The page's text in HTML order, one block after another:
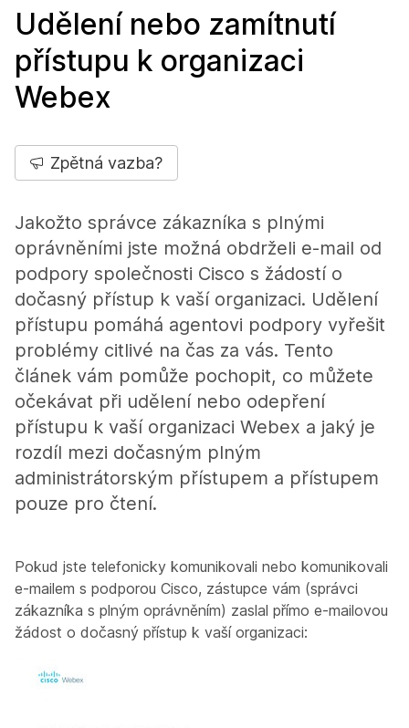
Udělení nebo zamítnutí
přístupu k organizaci
Webex
Zpětná vazba?
Jakožto správce zákazníka s plnými
oprávněními jste možná obdrželi e-mail od
podpory společnosti Cisco s žádostí o
dočasný přístup k vaší organizaci. Udělení
přístupu pomáhá agentovi podpory vyřešit
problémy citlivé na čas za vás. Tento
článek vám pomůže pochopit, co můžete
očekávat při udělení nebo odepření
přístupu k vaší organizaci Webex a jaký je
rozdíl mezi dočasným plným
administrátorským přístupem a přístupem
pouze pro čtení.
Pokud jste telefonicky komunikovali nebo komunikovali
e-mailem s podporou Cisco, zástupce vám (správci
zákazníka s plným oprávněním) zaslal přímo e-mailovou
žádost o dočasný přístup k vaší organizaci: